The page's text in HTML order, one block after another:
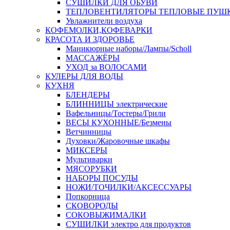
СУШИЛКИ ДЛЯ ОБУВИ
ТЕПЛОВЕНТИЛЯТОРЫ ТЕПЛОВЫЕ
Увлажнители воздуха
КОФЕМОЛКИ,КОФЕВАРКИ
КРАСОТА И ЗДОРОВЬЕ
Маникюрные наборы/Лампы/Scholl
МАССАЖЁРЫ
УХОД за ВОЛОСАМИ
КУЛЕРЫ ДЛЯ ВОДЫ
КУХНЯ
БЛЕНДЕРЫ
БЛИННИЦЫ электрические
Вафельницы/Тостеры/Грили
ВЕСЫ КУХОННЫЕ/Безмены
Ветчинницы
Духовки/Жаровочные шкафы
МИКСЕРЫ
Мультиварки
МЯСОРУБКИ
НАБОРЫ ПОСУДЫ
НОЖИ/ТОЧИЛКИ/АКСЕССУАРЫ
Попкорница
СКОВОРОДЫ
СОКОВЫЖИМАЛКИ
СУШИЛКИ электро для продуктов